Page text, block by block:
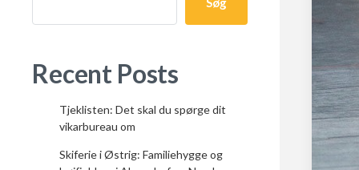
Recent Posts
Tjeklisten: Det skal du spørge dit
vikarbureau om
Skiferie i Østrig: Familiehygge og